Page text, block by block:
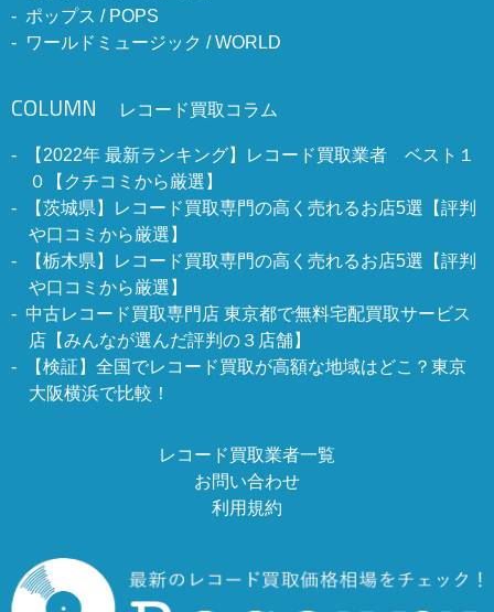
ポップス / POPS
ワールドミュージック / WORLD
COLUMN レコード買取コラム
【2022年 最新ランキング】レコード買取業者 ベスト１
０【クチコミから厳選】
【茨城県】レコード買取専門の高く売れるお店5選【評判
や口コミから厳選】
【栃木県】レコード買取専門の高く売れるお店5選【評判
や口コミから厳選】
中古レコード買取専門店 東京都で無料宅配買取サービス
店【みんなが選んだ評判の３店舗】
【検証】全国でレコード買取が高額な地域はどこ？東京
大阪横浜で比較！
レコード買取業者一覧
お問い合わせ
利用規約